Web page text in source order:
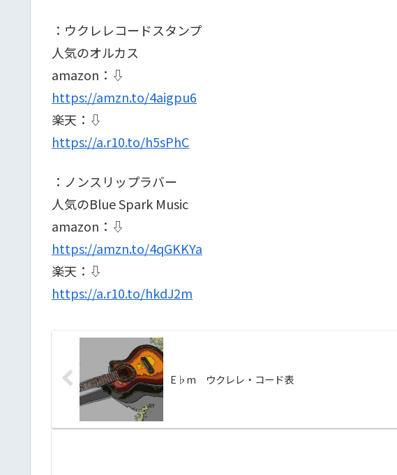
：ウクレレコードスタンプ
人気のオルカス
amazon：⇩
https://amzn.to/4aigpu6
楽天：⇩
https://a.r10.to/h5sPhC
：ノンスリップラバー
人気のBlue Spark Music
amazon：⇩
https://amzn.to/4qGKKYa
楽天：⇩
https://a.r10.to/hkdJ2m
E♭m ウクレレ・コード表